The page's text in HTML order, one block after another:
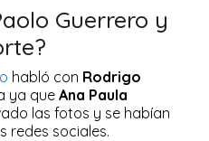
Guerrero y
habló con Rodrigo
ya queAna Paula
las fotos y se habían
redes sociales.